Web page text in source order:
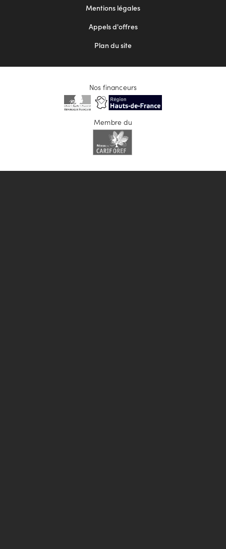
Mentions légales
Appels d'offres
Plan du site
Nos financeurs
Membre du